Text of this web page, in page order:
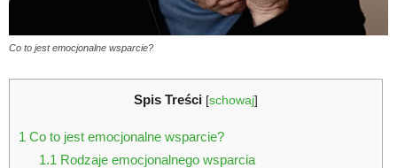
Co to jest emocjonalne wsparcie?
Spis Treści [schowaj]
1 Co to jest emocjonalne wsparcie?
1.1 Rodzaje emocjonalnego wsparcia